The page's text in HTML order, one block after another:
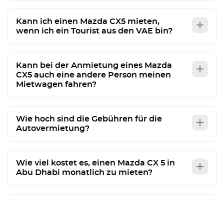
Kann ich einen Mazda CX5 mieten,
wenn ich ein Tourist aus den VAE bin?
Kann bei der Anmietung eines Mazda
CX5 auch eine andere Person meinen
Mietwagen fahren?
Wie hoch sind die Gebühren für die
Autovermietung?
Wie viel kostet es, einen Mazda CX 5 in
Abu Dhabi monatlich zu mieten?